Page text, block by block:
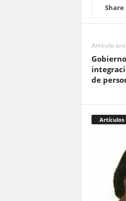
Share
Artículo
de
Artículos